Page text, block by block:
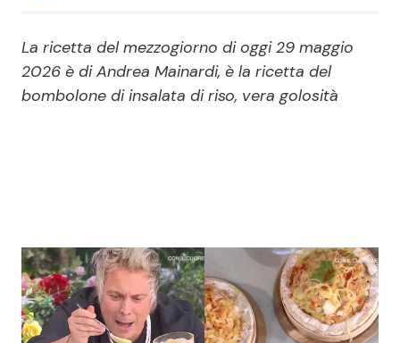
Politica Reality e Talent
Soap Opera
News Musica
News Spettacolo
La ricetta del mezzogiorno di oggi 29 maggio
2026 è di Andrea Mainardi, è la ricetta del
bombolone di insalata di riso, vera golosità